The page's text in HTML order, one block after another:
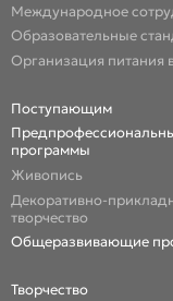
Международное
Образовательные
Организация питания
Поступающим
программы
Живопись
Декоративно-
творчество
Общеразвивающие
Творчество